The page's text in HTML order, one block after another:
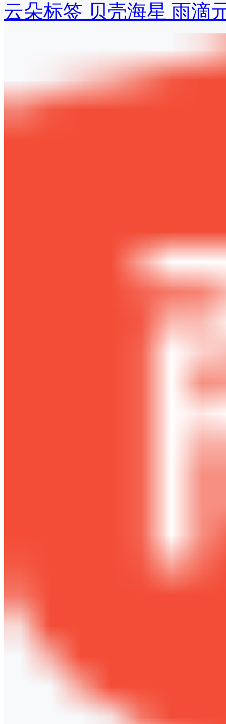
云朵标签 贝壳海星 雨滴